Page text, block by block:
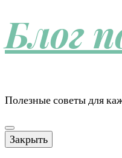
Блог
Полезные советы для
Закрыть